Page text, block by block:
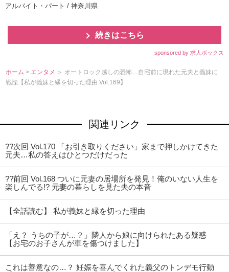
アルバイト・パート / 神奈川県
続きはこちら
sponsored by 求人ボックス
ホーム > エンタメ ＞ オートロック越しの恐怖…自宅前に現れた元夫と義妹に
戦慄【私が義妹と縁を切った理由 Vol.169】
関連リンク
??次回 Vol.170 「お引き取りください」家まで押しかけてきた
元夫…私の答えはひとつだけだった
??前回 Vol.168 ついに元妻の居場所を発見！俺のいない人生を
楽しんでる!? 元妻の暮らしを見た夫の本音
【全話読む】 私が義妹と縁を切った理由
「え？ うちの子が…？」隣人から娘に向けられたある疑惑
【お宅のお子さんが車を傷つけました】
これは善意なの…？ 妊娠を喜んでくれた義父のトンデモ行動